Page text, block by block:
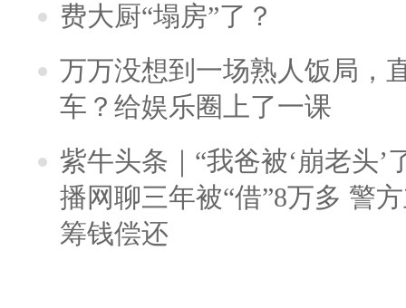
费大厨“塌房”了？
万万没想到一场熟人饭局，
车？给娱乐圈上了一课
紫牛头条｜“我爸被‘崩老头’
播网聊三年被“借”8万多 警
筹钱偿还